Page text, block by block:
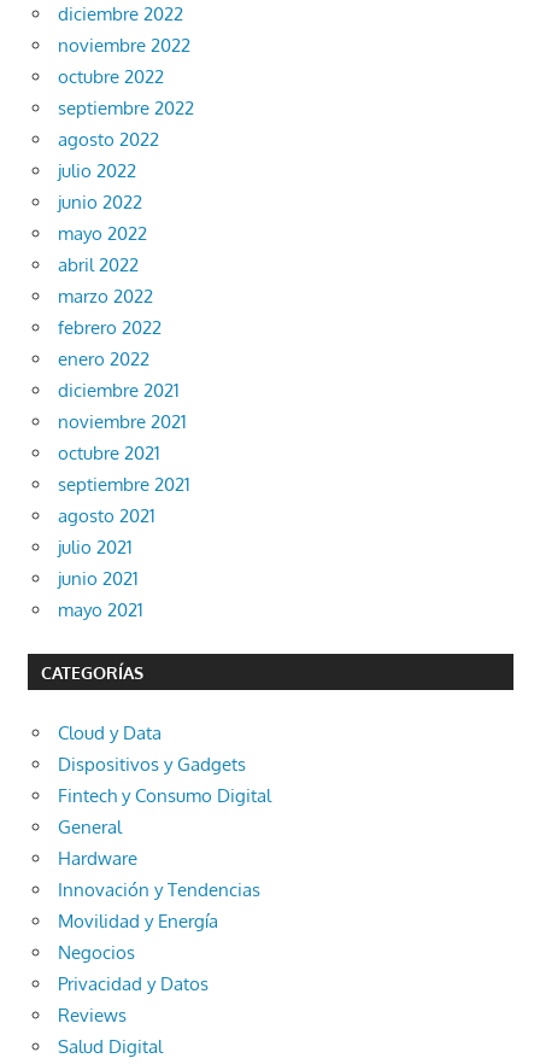
diciembre 2022
noviembre 2022
octubre 2022
septiembre 2022
agosto 2022
julio 2022
junio 2022
mayo 2022
abril 2022
marzo 2022
febrero 2022
enero 2022
diciembre 2021
noviembre 2021
octubre 2021
septiembre 2021
agosto 2021
julio 2021
junio 2021
mayo 2021
CATEGORÍAS
Cloud y Data
Dispositivos y Gadgets
Fintech y Consumo Digital
General
Hardware
Innovación y Tendencias
Movilidad y Energía
Negocios
Privacidad y Datos
Reviews
Salud Digital